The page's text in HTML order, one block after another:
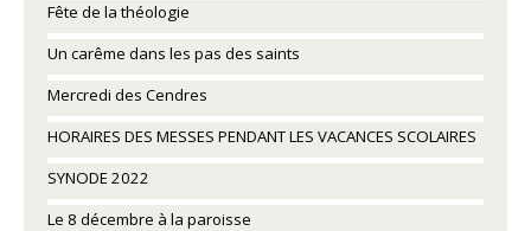
Fête de la théologie
Un carême dans les pas des saints
Mercredi des Cendres
HORAIRES DES MESSES PENDANT LES VACANCES SCOLAIRES
SYNODE 2022
Le 8 décembre à la paroisse